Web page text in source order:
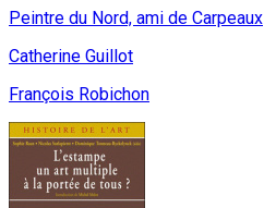
Peintre du Nord, ami de Carpeaux
Catherine Guillot
François Robichon